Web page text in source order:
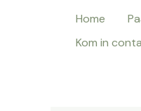
Home
Kom in